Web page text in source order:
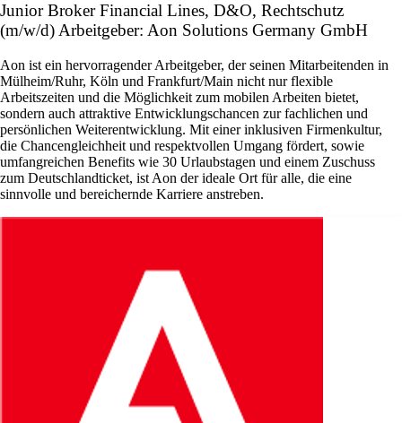
Junior Broker Financial Lines, D&O, Rechtschutz
(m/w/d) Arbeitgeber: Aon Solutions Germany GmbH
Aon ist ein hervorragender Arbeitgeber, der seinen Mitarbeitenden in
Mülheim/Ruhr, Köln und Frankfurt/Main nicht nur flexible
Arbeitszeiten und die Möglichkeit zum mobilen Arbeiten bietet,
sondern auch attraktive Entwicklungschancen zur fachlichen und
persönlichen Weiterentwicklung. Mit einer inklusiven Firmenkultur,
die Chancengleichheit und respektvollen Umgang fördert, sowie
umfangreichen Benefits wie 30 Urlaubstagen und einem Zuschuss
zum Deutschlandticket, ist Aon der ideale Ort für alle, die eine
sinnvolle und bereichernde Karriere anstreben.